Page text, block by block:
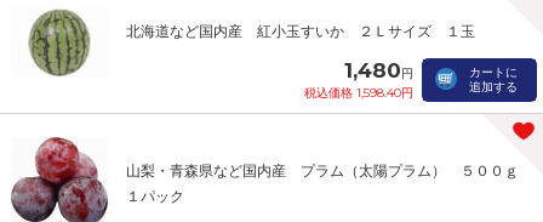
北海道など国内産 紅小玉すいか ２Ｌサイズ １玉
1,480円
税込価格 1,598.40円
カートに
追加する
山梨・青森県など国内産 プラム（太陽プラム） ５００ｇ
１パック